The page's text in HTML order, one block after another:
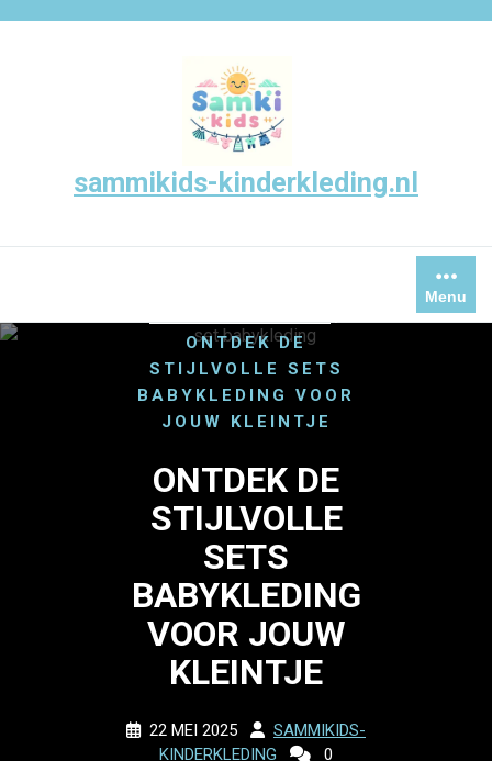
sammikids-kinderkleding.nl
Menu
ONTDEK DE
STIJLVOLLE SETS
BABYKLEDING VOOR
JOUW KLEINTJE
ONTDEK DE
STIJLVOLLE
SETS
BABYKLEDING
VOOR JOUW
KLEINTJE
22 MEI 2025
SAMMIKIDS-
KINDERKLEDING
0